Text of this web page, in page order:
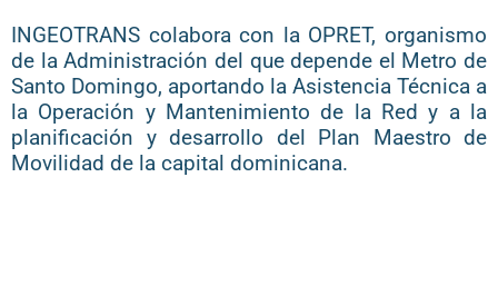
INGEOTRANS colabora con la OPRET, organismo
de la Administración del que depende el Metro de
Santo Domingo, aportando la Asistencia Técnica a
la Operación y Mantenimiento de la Red y a la
planificación y desarrollo del Plan Maestro de
Movilidad de la capital dominicana.